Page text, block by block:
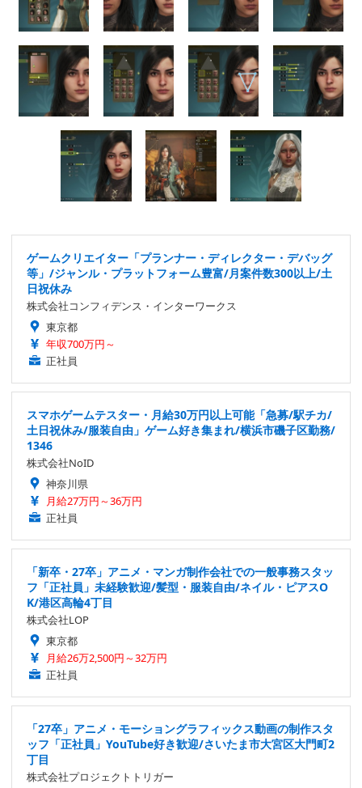
ゲームクリエイター「プランナー・ディレクター・デバッグ
等」/ジャンル・プラットフォーム豊富/月案件数300以上/土
日祝休み
株式会社コンフィデンス・インターワークス
東京都
年収700万円～
正社員
スマホゲームテスター・月給30万円以上可能「急募/駅チカ/
土日祝休み/服装自由」ゲーム好き集まれ/横浜市磯子区勤務/
1346
株式会社NoID
神奈川県
月給27万円～36万円
正社員
「新卒・27卒」アニメ・マンガ制作会社での一般事務スタッ
フ「正社員」未経験歓迎/髪型・服装自由/ネイル・ピアスO
K/港区高輪4丁目
株式会社LOP
東京都
月給26万2,500円～32万円
正社員
「27卒」アニメ・モーショングラフィックス動画の制作スタ
ッフ「正社員」YouTube好き歓迎/さいたま市大宮区大門町2
丁目
株式会社プロジェクトトリガー